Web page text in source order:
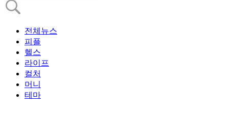
전체뉴스
피플
헬스
라이프
컬처
머니
테마